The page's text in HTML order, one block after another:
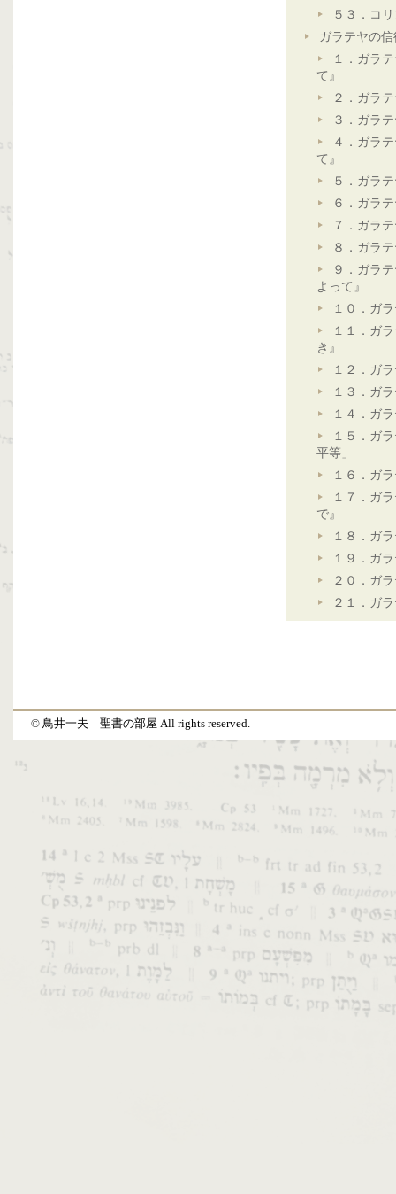
５３．コ
ガラテヤの
１．ガラ
て』
２．ガラ
３．ガラ
４．ガラ
て』
５．ガラ
６．ガラ
７．ガラ
８．ガラ
９．ガラ
よって』
１０．ガ
１１．ガ
き』
１２．ガ
１３．ガ
１４．ガ
１５．ガ
平等」
１６．ガ
１７．ガ
で』
１８．ガ
１９．ガ
２０．ガ
２１．ガ
© 鳥井一夫 聖書の部屋 All rights reserved.